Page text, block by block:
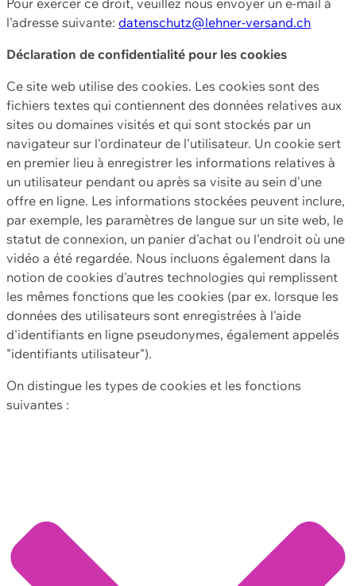
l'adresse suivante: datenschutz@lehner-versand.ch
Déclaration de confidentialité pour les cookies
Ce site web utilise des cookies. Les cookies sont des
fichiers textes qui contiennent des données relatives aux
sites ou domaines visités et qui sont stockés par un
navigateur sur l'ordinateur de l'utilisateur. Un cookie sert
en premier lieu à enregistrer les informations relatives à
un utilisateur pendant ou après sa visite au sein d'une
offre en ligne. Les informations stockées peuvent inclure,
par exemple, les paramètres de langue sur un site web, le
statut de connexion, un panier d'achat ou l'endroit où une
vidéo a été regardée. Nous incluons également dans la
notion de cookies d'autres technologies qui remplissent
les mêmes fonctions que les cookies (par ex. lorsque les
données des utilisateurs sont enregistrées à l'aide
d'identifiants en ligne pseudonymes, également appelés
"identifiants utilisateur").
On distingue les types de cookies et les fonctions
suivantes :